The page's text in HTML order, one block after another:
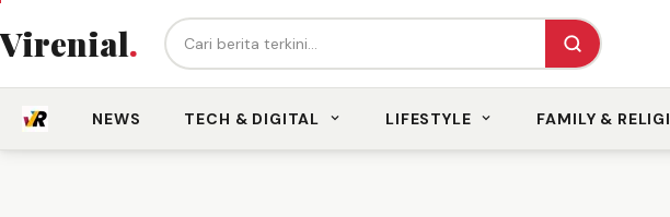
Virenial. Cari berita...
NEWS TECH & DIGITAL LIFESTYLE FAMILY & RELIGI